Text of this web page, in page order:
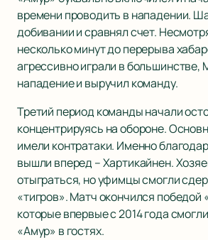
времени проводить в нападении.
добивании и сравнял счет.
несколько минут до перерыва
агрессивно играли в большинстве,
нападение и выручил команду.
Третий период команды начали
концентрируясь на обороне.
имели контратаки. Именно
вышли вперед – Хартикайнен.
отыграться, но уфимцы смогли
«тигров». Матч окончился победой
которые впервые с 2014 года
«Амур» в гостях.